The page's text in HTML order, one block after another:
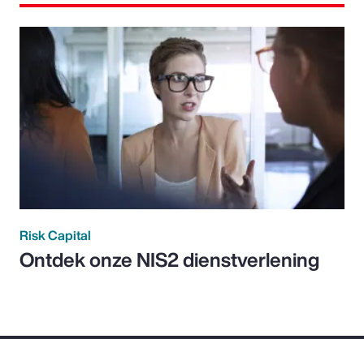
Risk Capital
Ontdek onze NIS2 dienstverlening